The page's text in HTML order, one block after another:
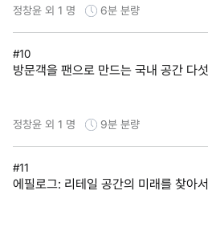
정창윤 외 1 명 6분 분량
#10
방문객을 팬으로 만드는 국내 공간 다섯
정창윤 외 1 명 9분 분량
#11
에필로그: 리테일 공간의 미래를 찾아서